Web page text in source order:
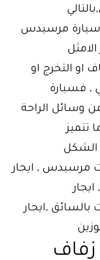
سيارة مرسيدس
او التخرج او
, فسيارة
وسائل الراحة
تتميز
الشكل
مرسيدس , ايجار
,ايجار
زفاف